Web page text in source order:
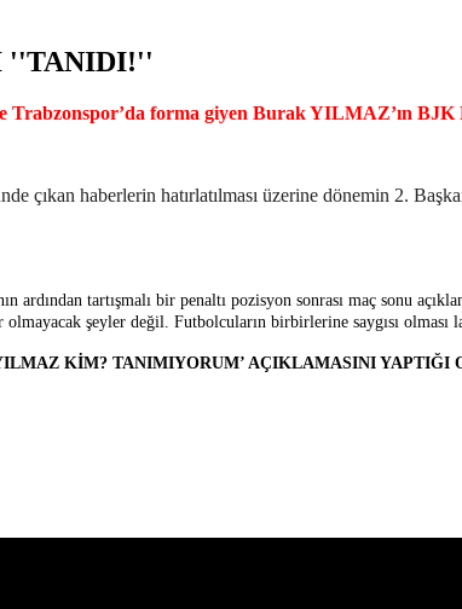
''TANIDI!''
forma giyen Burak YILMAZ’ın BJK
çıkan haberlerin hatırlatılması üzerine dönemin 2.
ardından tartışmalı bir penaltı pozisyon sonrası maç sonu
şeyler değil. Futbolcuların birbirlerine saygısı olması
KİM? TANIMIYORUM’ AÇIKLAMASINI YAPTIĞI